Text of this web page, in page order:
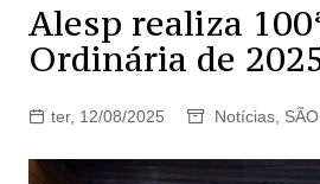
Alesp realiza
Ordinária de
ter, 12/08/2025 Notícias,